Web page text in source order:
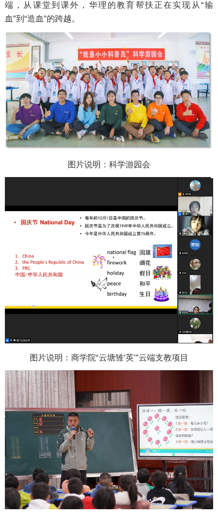
端，从课堂到课外，华理的教育帮扶正在实现从“输
血”到“造血”的跨越。
图片说明：科学游园会
图片说明：商学院“云塘雏‘英’”云端支教项目